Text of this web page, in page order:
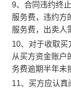
9、合同违约终
服务费，违约方
服务费，出卖人
10、对于收取买
从买方资金账户
务费逾期半年未
11、买方应认真